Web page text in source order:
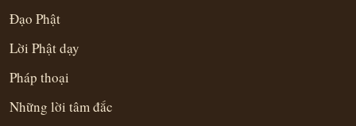
Đạo Phật
Lời Phật dạy
Pháp thoại
Những lời tâm đắc